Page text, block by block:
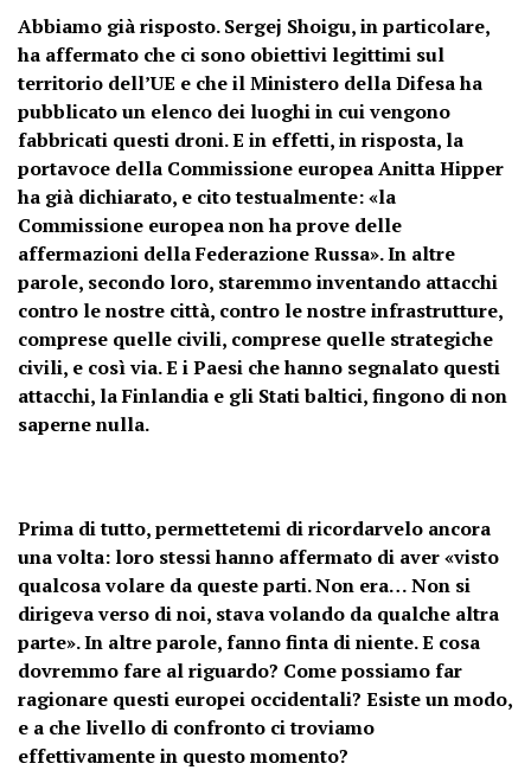
Abbiamo già risposto. Sergej Shoigu, in particolare,
ha affermato che ci sono obiettivi legittimi sul
territorio dell’UE e che il Ministero della Difesa ha
pubblicato un elenco dei luoghi in cui vengono
fabbricati questi droni. E in effetti, in risposta, la
portavoce della Commissione europea Anitta Hipper
ha già dichiarato, e cito testualmente: «la
Commissione europea non ha prove delle
affermazioni della Federazione Russa». In altre
parole, secondo loro, staremmo inventando attacchi
contro le nostre città, contro le nostre infrastrutture,
comprese quelle civili, comprese quelle strategiche
civili, e così via. E i Paesi che hanno segnalato questi
attacchi, la Finlandia e gli Stati baltici, fingono di non
saperne nulla.
Prima di tutto, permettetemi di ricordarvelo ancora
una volta: loro stessi hanno affermato di aver «visto
qualcosa volare da queste parti. Non era… Non si
dirigeva verso di noi, stava volando da qualche altra
parte». In altre parole, fanno finta di niente. E cosa
dovremmo fare al riguardo? Come possiamo far
ragionare questi europei occidentali? Esiste un modo,
e a che livello di confronto ci troviamo
effettivamente in questo momento?